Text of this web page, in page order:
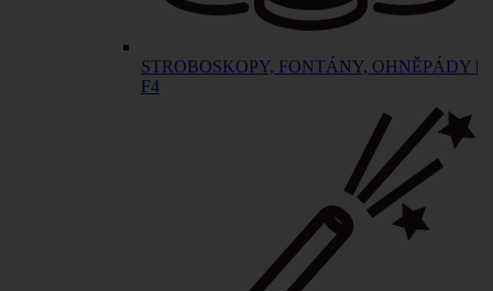
STROBOSKOPY, FONTÁNY, OHNĚPÁDY |
F4